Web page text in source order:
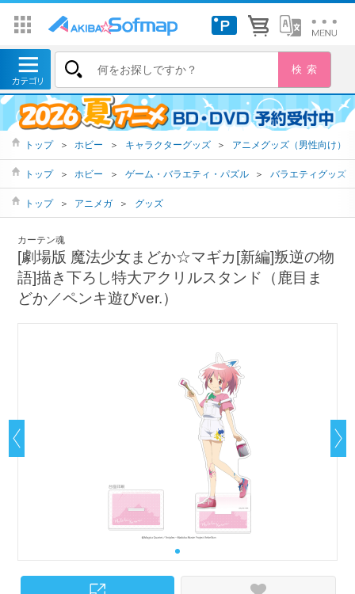
トップ ＞ ホビー ＞ キャラクターグッズ ＞ アニメグッズ（男性向け）
トップ ＞ ホビー ＞ ゲーム・バラエティ・パズル ＞ バラエティグッズ
トップ ＞ アニメガ ＞ グッズ
カーテン魂
[劇場版 魔法少女まどか☆マギカ[新編]叛逆の物
語]描き下ろし特大アクリルスタンド（鹿目ま
どか／ペンキ遊びver.）